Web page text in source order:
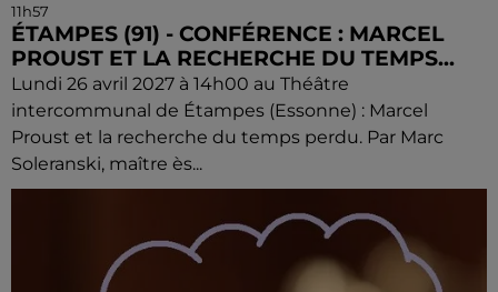
11h57
ÉTAMPES (91) - CONFÉRENCE : MARCEL
PROUST ET LA RECHERCHE DU TEMPS...
Lundi 26 avril 2027 à 14h00 au Théâtre
intercommunal de Étampes (Essonne) : Marcel
Proust et la recherche du temps perdu. Par Marc
Soleranski, maître ès...